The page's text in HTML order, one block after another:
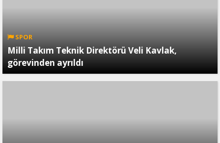
SPOR
Milli Takım Teknik Direktörü Veli Kavlak,
görevinden ayrıldı